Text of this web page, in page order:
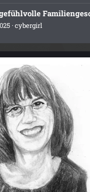
·cybergirl